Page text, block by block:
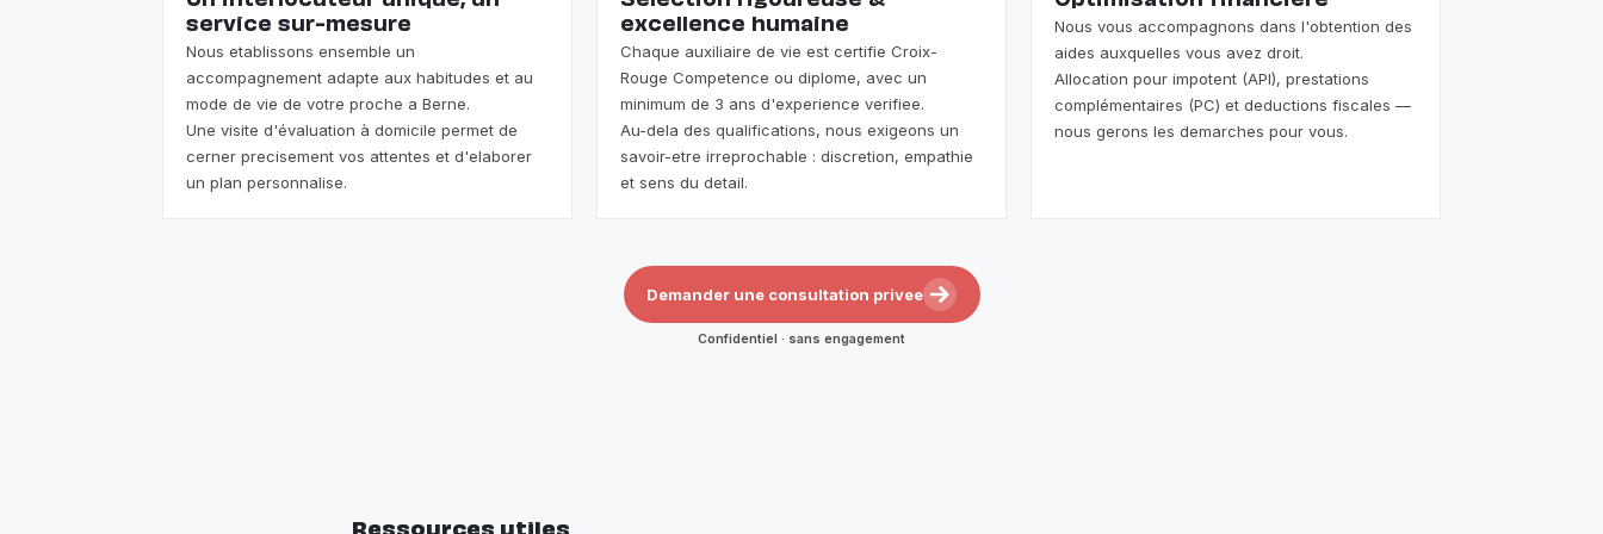
service sur-mesure
Nous etablissons ensemble un
accompagnement adapte aux habitudes et au
mode de vie de votre proche a Berne.
Une visite d'évaluation à domicile permet de
cerner precisement vos attentes et d'elaborer
un plan personnalise.
excellence humaine
Chaque auxiliaire de vie est certifie Croix-
Rouge Competence ou diplome, avec un
minimum de 3 ans d'experience verifiee.
Au-dela des qualifications, nous exigeons un
savoir-etre irreprochable : discretion, empathie
et sens du detail.
Nous vous accompagnons dans l'obtention des
aides auxquelles vous avez droit.
Allocation pour impotent (API), prestations
complémentaires (PC) et deductions fiscales —
nous gerons les demarches pour vous.
Demander une consultation privee
Confidentiel · sans engagement